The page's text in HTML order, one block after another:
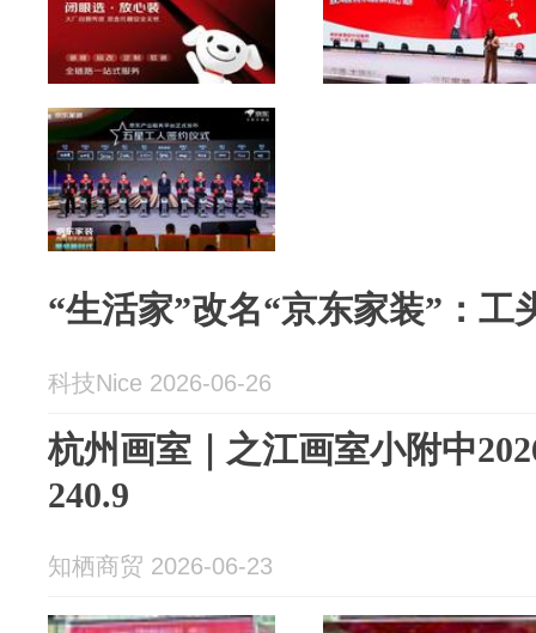
“生活家”改名“京东家装”：工
科技Nice 2026-06-26
杭州画室｜之江画室小附中
240.9
知栖商贸 2026-06-23